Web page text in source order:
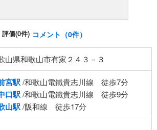
評価(0件) コメント（0件）
山県和歌山市有家２４３－３
宮駅/和歌山電鐵貴志川線 徒歩7分
口駅/和歌山電鐵貴志川線 徒歩9分
山駅/阪和線 徒歩17分